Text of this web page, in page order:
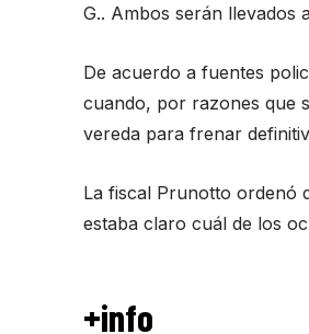
G.. Ambos serán llevados
De acuerdo a fuentes
cuando, por razones que
vereda para frenar
La fiscal Prunotto ordenó
estaba claro cuál de los
+info